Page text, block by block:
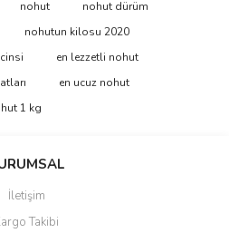
yorumu siz yapın!
Yaz
ederiz.
veya görüntülenemiyor.
olmalı.
nohut
nohut dürüm
nohutun kilosu 2020
en lezzetli nohut
en ucuz nohut
1 kg
İletişim
Takibi